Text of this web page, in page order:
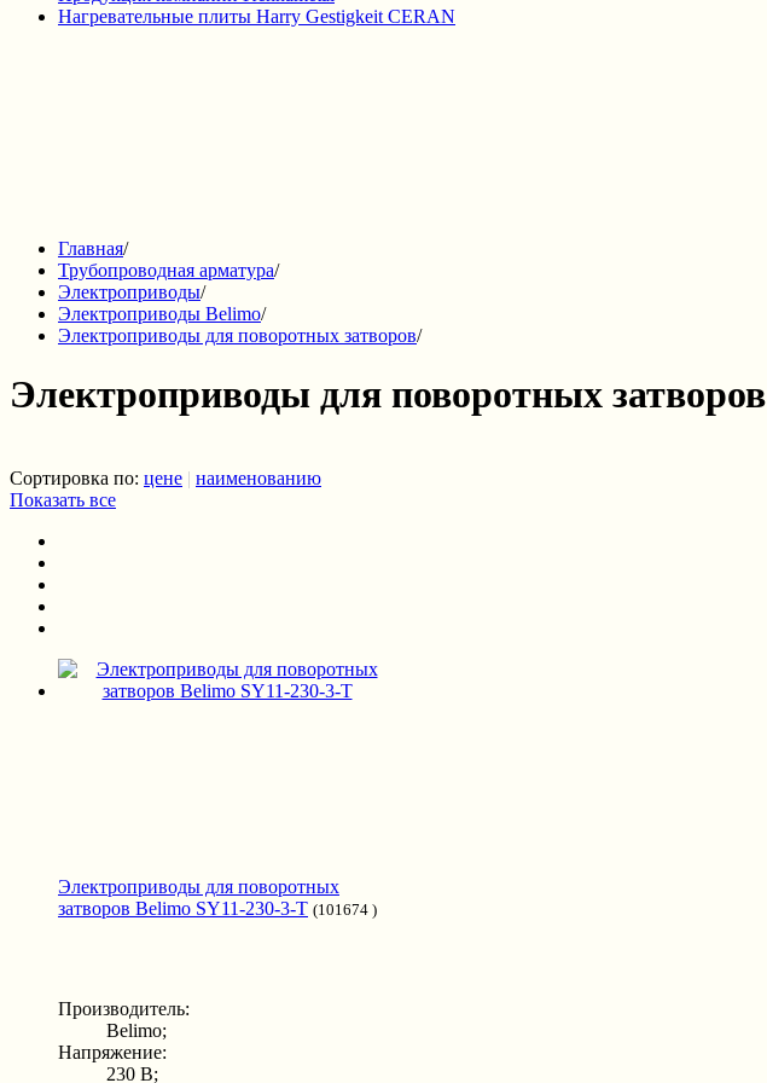
Нагревательные плиты Harry Gestigkeit CERAN
Главная/
Трубопроводная арматура/
Электроприводы/
Электроприводы Belimo/
Электроприводы для поворотных затворов/
Электроприводы для поворотных затворов
Сортировка по: цене | наименованию
Показать все
Электроприводы для поворотных
затворов Belimo SY11-230-3-T (101674 )
Производитель:
Belimo;
Напряжение:
230 В;